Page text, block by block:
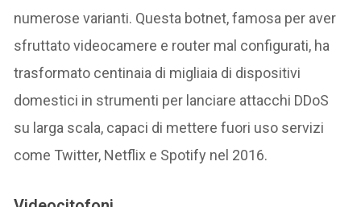
numerose varianti. Questa botnet, famosa per aver
sfruttato videocamere e router mal configurati, ha
trasformato centinaia di migliaia di dispositivi
domestici in strumenti per lanciare attacchi DDoS
su larga scala, capaci di mettere fuori uso servizi
come Twitter, Netflix e Spotify nel 2016.